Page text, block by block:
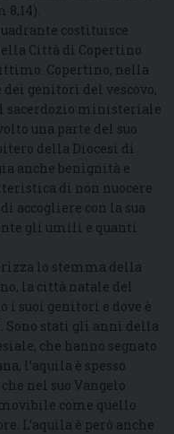
costituisce
Città di Copertino
Copertino, nella
genitori del vescovo,
sacerdozio ministeriale
una parte del suo
della Diocesi di
anche benignità e
di non nuocere
accogliere con la sua
gli umili e quanti
lo stemma della
la città natale del
i suoi genitori e dove è
Sono stati gli anni della
che hanno segnato
l’aquila è spesso
nel suo Vangelo
come quello
L’aquila è però anche